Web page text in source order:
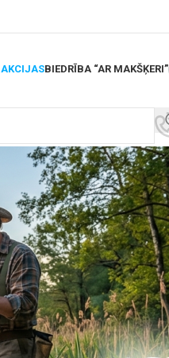
AKCIJASBIEDRĪBA “AR MAKŠĶERI”